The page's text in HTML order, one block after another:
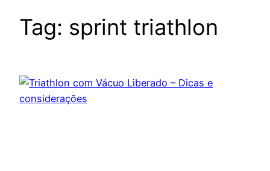
Tag: sprint triathlon